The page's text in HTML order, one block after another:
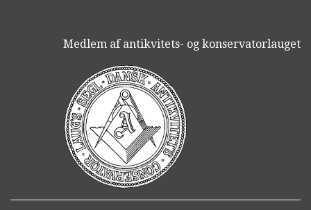
Medlem af antikvitets- og konservatorlauget